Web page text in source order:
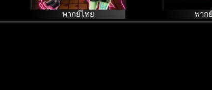
พากย์ไทย พาก